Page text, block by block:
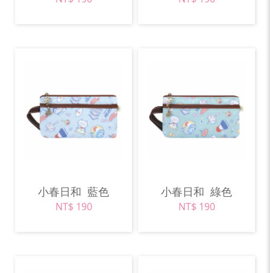
小春日和 藍色
NT$ 190
小春日和 綠色
NT$ 190